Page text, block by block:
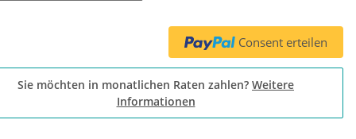
Consent erteilen
Sie möchten in monatlichen Raten zahlen? Weitere
Informationen